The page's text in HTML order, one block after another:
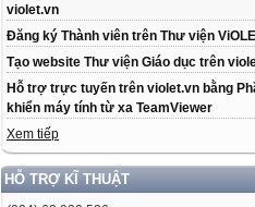
violet.vn
Đăng ký Thành viên trên Thư viện
Tạo website Thư viện Giáo dục trên
Hỗ trợ trực tuyến trên violet.vn bằng
khiển máy tính từ xa TeamViewer
Xem tiếp
HỖ TRỢ KĨ THUẬT